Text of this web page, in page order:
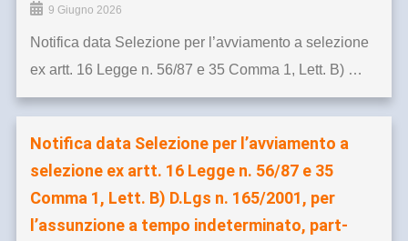
9 Giugno 2026
Notifica data Selezione per l’avviamento a selezione
ex artt. 16 Legge n. 56/87 e 35 Comma 1, Lett. B) …
Notifica data Selezione per l’avviamento a
selezione ex artt. 16 Legge n. 56/87 e 35
Comma 1, Lett. B) D.Lgs n. 165/2001, per
l’assunzione a tempo indeterminato, part-